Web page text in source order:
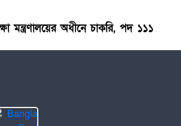
মন্ত্রণালয়ের অধীনে চাকরি, পদ ১১১